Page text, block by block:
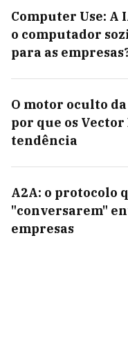
Computer Use: A
o computador
para as
O motor oculto
por que os
tendência
A2A: o protocolo
"conversarem"
empresas